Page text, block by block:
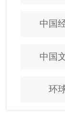
中国
中国
环